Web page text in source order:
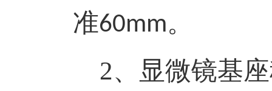
准60mm。
2、显微镜基